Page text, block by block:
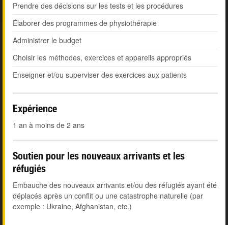
Prendre des décisions sur les tests et les procédures
Élaborer des programmes de physiothérapie
Administrer le budget
Choisir les méthodes, exercices et appareils appropriés
Enseigner et/ou superviser des exercices aux patients
Expérience
1 an à moins de 2 ans
Soutien pour les nouveaux arrivants et les
réfugiés
Embauche des nouveaux arrivants et/ou des réfugiés ayant été
déplacés après un conflit ou une catastrophe naturelle (par
exemple : Ukraine, Afghanistan, etc.)